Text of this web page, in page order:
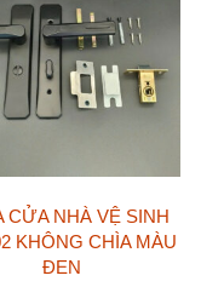
CỬA NHÀ VỆ SINH
KHÔNG CHÌA MÀU
ĐEN